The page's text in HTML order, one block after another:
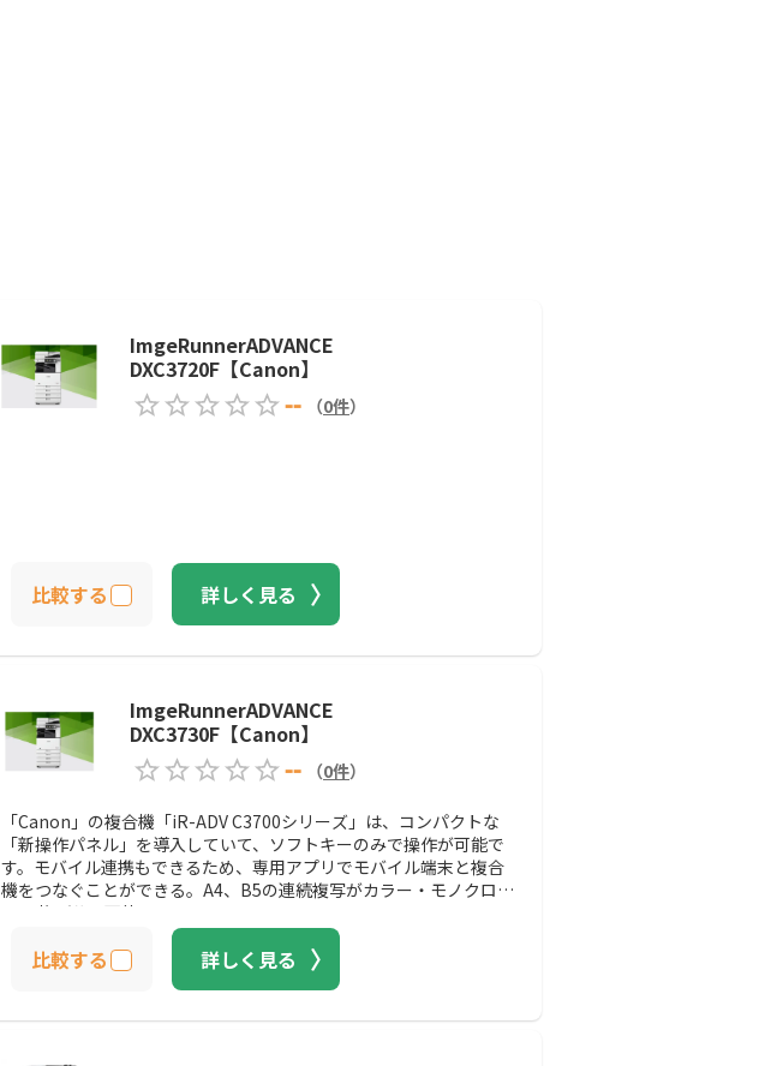
ImgeRunnerADVANCE
DXC3720F【Canon】
--
（0件）
比較する 詳しく見る
ImgeRunnerADVANCE
DXC3730F【Canon】
--
（0件）
「Canon」の複合機「iR-ADV C3700シリーズ」は、コンパクトな
「新操作パネル」を導入していて、ソフトキーのみで操作が可能で
す。モバイル連携もできるため、専用アプリでモバイル端末と複合
機をつなぐことができる。A4、B5の連続複写がカラー・モノクロ共
に30枚／分で可能です。
比較する 詳しく見る